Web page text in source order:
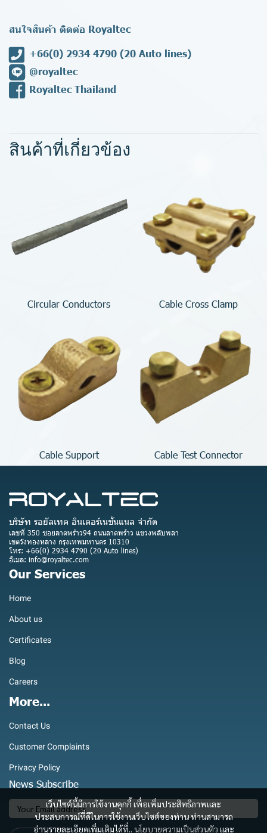
สนใจสินค้า ติดต่อ Royaltec
+66(0) 2934 4790 (20 Auto lines)
@royaltec
Royaltec Thailand
สินค้าที่เกี่ยวข้อง
Circular Conductors Cable Cross Clamp
Cable Support Cable Test Connector
เว็บไซต์นี้มีการใช้งานคุกกี้ เพื่อเพิ่มประสิทธิภาพและ
ประสบการณ์ที่ดีในการใช้งานเว็บไซต์ของท่าน ท่านสามารถ
อ่านรายละเอียดเพิ่มเติมได้ที่.. นโยบายความเป็นส่วนตัว และ
บริษัท รอยัลเทค อินเตอร์เนชั่นแนล จำกัด
เลขที่ 350 ซอยลาดพร้าว94 ถนนลาดพร้าว แขวงพลับพลา
เขตวังทองหลาง กรุงเทพมหานคร 10310
โทร: +66(0) 2934 4790 (20 Auto lines)
อีเมล: info@royaltec.com
Our Services
Home
About us
Certificates
Blog
Careers
More...
Contact Us
Customer Complaints
Privacy Policy
News Subscribe